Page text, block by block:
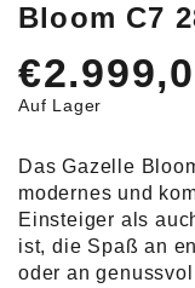
Bloom C7
€
Auf Lager
Das Gazelle
modernes und
Einsteiger als
ist, die Spaß an
oder an